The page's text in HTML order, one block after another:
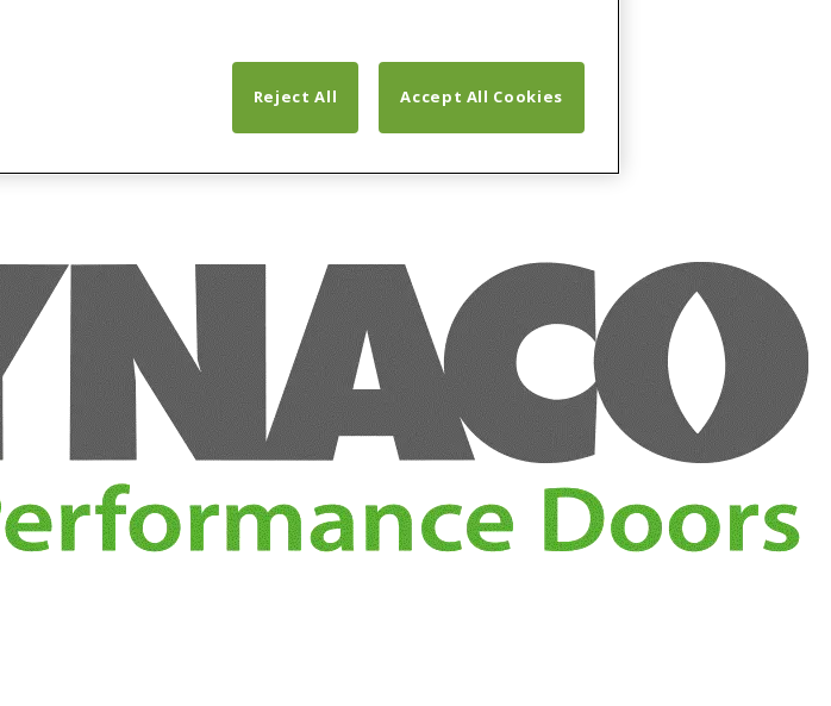
Reject All
Accept All Cookies